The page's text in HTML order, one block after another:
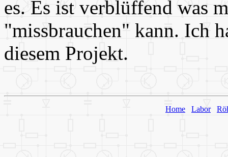
es. Es ist verblüffend was
"missbrauchen" kann. Ich
diesem Projekt.
Home Labor